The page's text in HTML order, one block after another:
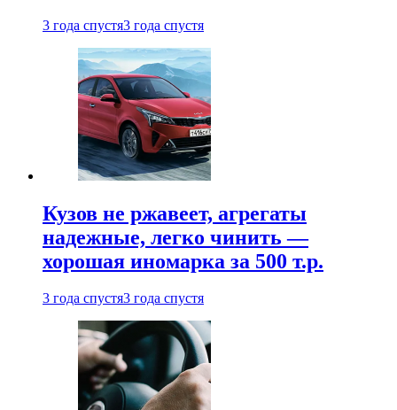
3 года спустя3 года спустя
Кузов не ржавеет, агрегаты
надежные, легко чинить —
хорошая иномарка за 500 т.р.
3 года спустя3 года спустя